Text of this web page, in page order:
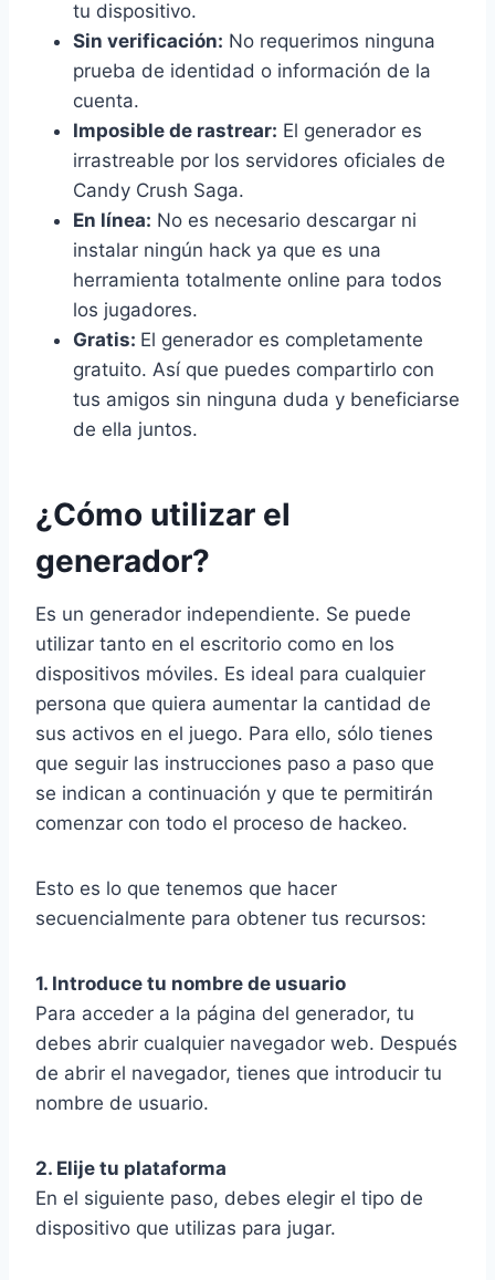
tu dispositivo.
Sin verificación: No requerimos ninguna
prueba de identidad o información de la
cuenta.
Imposible de rastrear: El generador es
irrastreable por los servidores oficiales de
Candy Crush Saga.
En línea: No es necesario descargar ni
instalar ningún hack ya que es una
herramienta totalmente online para todos
los jugadores.
Gratis: El generador es completamente
gratuito. Así que puedes compartirlo con
tus amigos sin ninguna duda y beneficiarse
de ella juntos.
¿Cómo utilizar el
generador?
Es un generador independiente. Se puede
utilizar tanto en el escritorio como en los
dispositivos móviles. Es ideal para cualquier
persona que quiera aumentar la cantidad de
sus activos en el juego. Para ello, sólo tienes
que seguir las instrucciones paso a paso que
se indican a continuación y que te permitirán
comenzar con todo el proceso de hackeo.
Esto es lo que tenemos que hacer
secuencialmente para obtener tus recursos:
1. Introduce tu nombre de usuario
Para acceder a la página del generador, tu
debes abrir cualquier navegador web. Después
de abrir el navegador, tienes que introducir tu
nombre de usuario.
2. Elije tu plataforma
En el siguiente paso, debes elegir el tipo de
dispositivo que utilizas para jugar.